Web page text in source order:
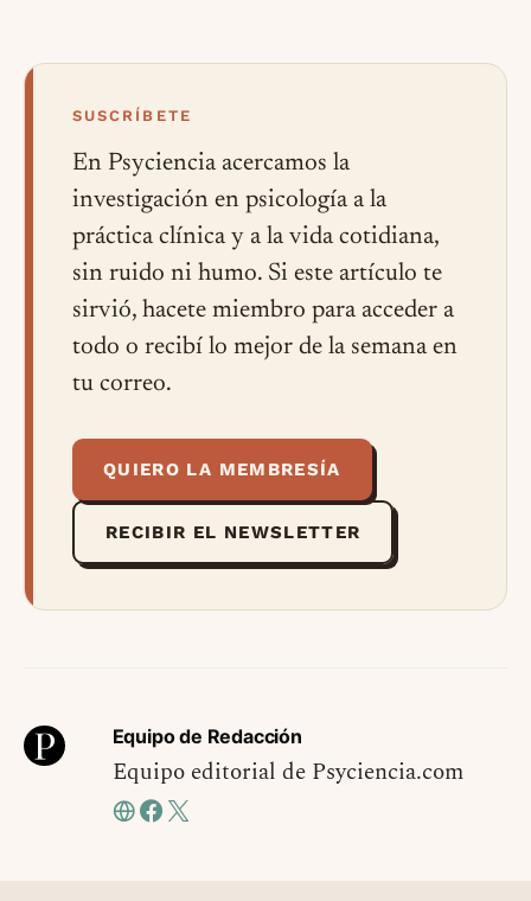
SUSCRÍBETE
En Psyciencia acercamos la
investigación en psicología a la
práctica clínica y a la vida cotidiana,
sin ruido ni humo. Si este artículo te
sirvió, hacete miembro para acceder a
todo o recibí lo mejor de la semana en
tu correo.
QUIERO LA MEMBRESÍA
RECIBIR EL NEWSLETTER
Equipo de Redacción
Equipo editorial de Psyciencia.com